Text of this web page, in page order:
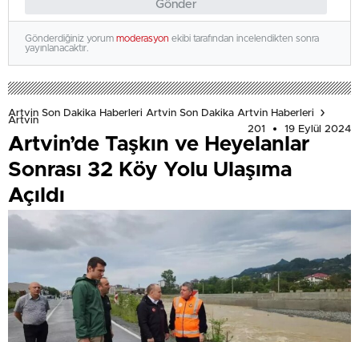
Gönder
Gönderdiğiniz yorum moderasyon ekibi tarafından incelendikten sonra
yayınlanacaktır.
Artvin Son Dakika Haberleri Artvin Son Dakika Artvin Haberleri
Artvin
201
19 Eylül 2024
Artvin’de Taşkın ve Heyelanlar
Sonrası 32 Köy Yolu Ulaşıma
Açıldı